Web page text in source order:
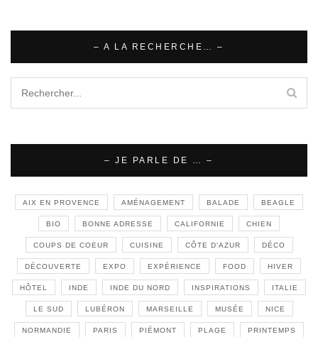
– A LA RECHERCHE… –
– JE PARLE DE … –
AIX EN PROVENCE AMÉNAGEMENT BALADE BEAGLE
BIO BONNE ADRESSE CALIFORNIE CHIEN
COUPS DE COEUR CUISINE CÔTE D'AZUR DÉCO
DÉCOUVERTE EXPO EXPÉRIENCE FOOD HIVER
HÔTEL INDE INDE DU NORD INSPIRATIONS ITALIE
LE SUD LUBÉRON MARSEILLE MUSÉE NICE
NORMANDIE PARIS PIÉMONT PLAGE PRINTEMPS